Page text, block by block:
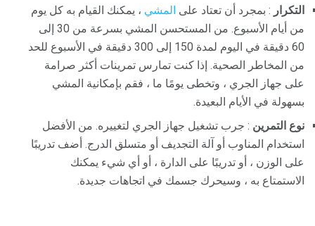
التكرار : بمجرد أن تعتاد على المشي ، يمكنك القيام به كل يوم
من أيام الأسبوع. من المستحسن المشي بسرعة من 30 إلى
60 دقيقة في اليوم لمدة 150 إلى 300 دقيقة في الأسبوع للحد
من المخاطر الصحية. إذا كنت تمارس تمرينات أكثر صرامة
على جهاز الجري ، وتخطى يومًا ما ، فقم بإمكانية المشي
بسهولة في الأيام البعيدة.
نوع التمرين : جرب تشغيل جهاز الجري لتغييره. من الأفضل
استخدام المناوب أو آلة التجديف أو متسلق الدرج. أضف تدريبًا
على الوزن ، أو تدريبًا على الدارة ، أو أي شيء يمكنك
الاستمتاع به ، وسيحرك جسمك في اتجاهات جديدة.